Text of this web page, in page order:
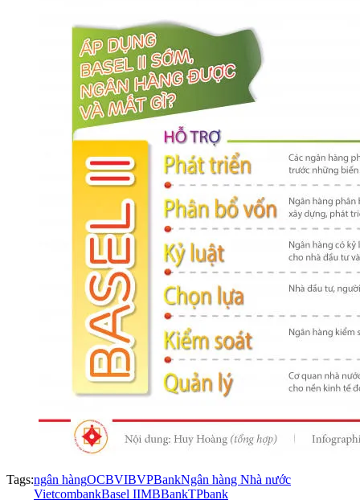
Tags:ngân hàngOCBVIBVPBankNgân hàng Nhà nước
VietcombankBasel IIMBBankTPbank